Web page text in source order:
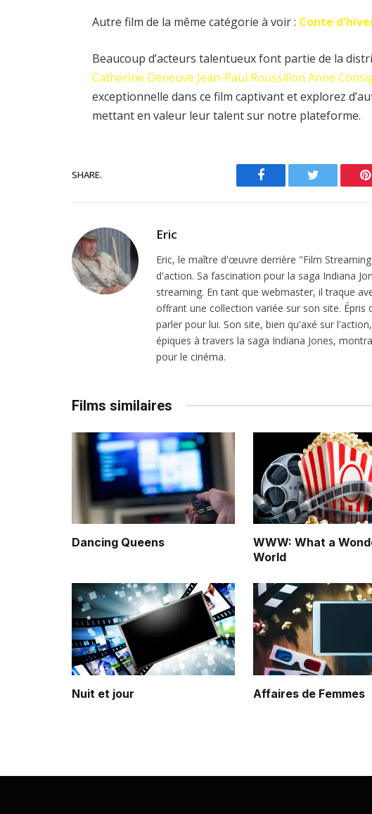
Autre film de la même catégorie à voir : Conte
Beaucoup d’acteurs talentueux font partie de la
Catherine Deneuve Jean-Paul Roussillon Anne
exceptionnelle dans ce film captivant et explorez
mettant en valeur leur talent sur notre plateforme.
SHARE.
Facebook Twitter
Eric
Eric, le maître d'œuvre derrière "Film
d'action. Sa fascination pour la saga Indiana
streaming. En tant que webmaster, il traque
offrant une collection variée sur son site. Épris
parler pour lui. Son site, bien qu'axé sur
épiques à travers la saga Indiana Jones,
pour le cinéma.
Films similaires
Dancing Queens
WWW: What a
World
Nuit et jour Affaires de Femmes